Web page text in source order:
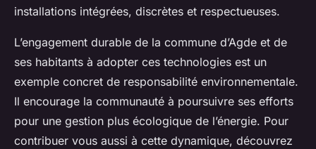
installations intégrées, discrètes et respectueuses.
L’engagement durable de la commune d’Agde et de
ses habitants à adopter ces technologies est un
exemple concret de responsabilité environnementale.
Il encourage la communauté à poursuivre ses efforts
pour une gestion plus écologique de l’énergie. Pour
contribuer vous aussi à cette dynamique, découvrez